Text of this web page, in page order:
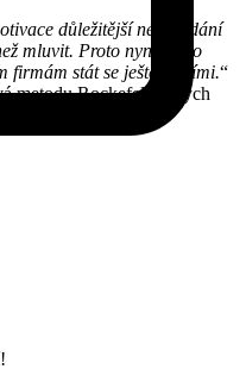
důležitější než hledání
mluvit. Proto nyní místo
firmám stát se ještě lepšími.“
metodu Rockefellerových